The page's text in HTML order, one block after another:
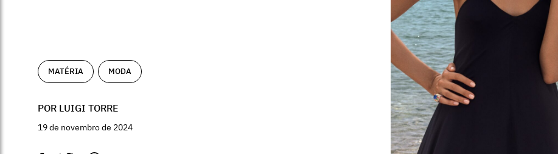
MATÉRIA MODA
POR LUIGI TORRE
19 de novembro de 2024